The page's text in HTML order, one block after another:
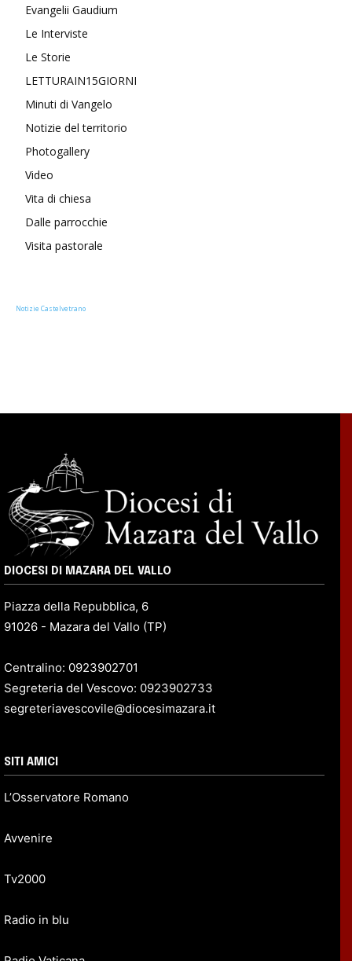
Evangelii Gaudium
Le Interviste
Le Storie
LETTURAIN15GIORNI
Minuti di Vangelo
Notizie del territorio
Photogallery
Video
Vita di chiesa
Dalle parrocchie
Visita pastorale
Notizie Castelvetrano
DIOCESI DI MAZARA DEL VALLO
Piazza della Repubblica, 6
91026 - Mazara del Vallo (TP)
Centralino: 0923902701
Segreteria del Vescovo: 0923902733
segreteriavescovile@diocesimazara.it
SITI AMICI
L’Osservatore Romano
Avvenire
Tv2000
Radio in blu